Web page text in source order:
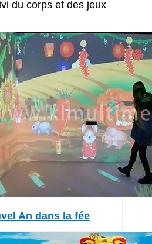
du corps et des jeux
An dans la fée